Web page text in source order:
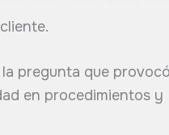
pregunta que
en procedimientos y